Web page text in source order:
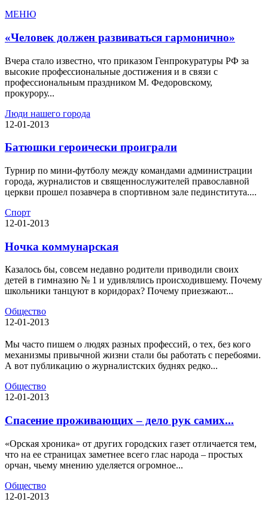
МЕНЮ
«Человек должен развиваться гармонично»
Вчера стало известно, что приказом Генпрокуратуры РФ за
высокие профессиональные достижения и в связи с
профессиональным праздником М. Федоровскому,
прокурору...
Люди нашего города
12-01-2013
Батюшки героически проиграли
Турнир по мини-футболу между командами администрации
города, журналистов и священнослужителей православной
церкви прошел позавчера в спортивном зале пединститута....
Спорт
12-01-2013
Ночка коммунарская
Казалось бы, совсем недавно родители приводили своих
детей в гимназию № 1 и удивлялись происходившему. Почему
школьники танцуют в коридорах? Почему приезжают...
Общество
12-01-2013
Мы часто пишем о людях разных профессий, о тех, без кого
механизмы привычной жизни стали бы работать с перебоями.
А вот публикацию о журналистских буднях редко...
Общество
12-01-2013
Спасение проживающих – дело рук самих...
«Орская хроника» от других городских газет отличается тем,
что на ее страницах заметнее всего глас народа – простых
орчан, чьему мнению уделяется огромное...
Общество
12-01-2013